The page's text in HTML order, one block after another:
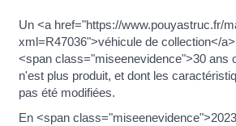
Un <a href="https://www.pouyastruc.fr/
xml=R47036">véhicule de collection</
<span class="miseenevidence">30 ans
n'est plus produit, et dont les
pas été modifiées.
En <span